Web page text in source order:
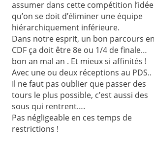
assumer dans cette compétition l’idée
qu’on se doit d’éliminer une équipe
hiérarchiquement inférieure.
Dans notre esprit, un bon parcours en
CDF ça doit être 8e ou 1/4 de finale…
bon an mal an . Et mieux si affinités !
Avec une ou deux réceptions au PDS..
Il ne faut pas oublier que passer des
tours le plus possible, c’est aussi des
sous qui rentrent….
Pas négligeable en ces temps de
restrictions !